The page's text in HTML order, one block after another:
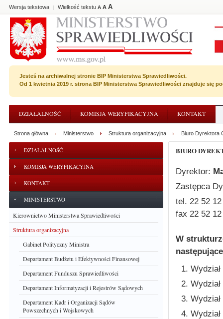
Wersja tekstowa | Wielkość tekstu A A A
Jesteś na archiwalnej stronie BIP Ministerstwa Sprawiedliwości.
Od 1 kwietnia 2019 r. strona BIP Ministerstwa Sprawiedliwości znajduje się
DZIAŁALNOŚĆ KOMISJA WERYFIKACYJNA KONTAKT
DZIAŁALNOŚĆ
KOMISJA WERYFIKACYJNA
KONTAKT
MINISTERSTWO
Kierownictwo Ministerstwa Sprawiedliwości
Struktura organizacyjna
Gabinet Polityczny Ministra
Departament Budżetu i Efektywności Finansowej
Departament Funduszu Sprawiedliwości
Departament Informatyzacji i Rejestrów Sądowych
Departament Kadr i Organizacji Sądów
Powszechnych i Wojskowych
Strona główna Ministerstwo Struktura organizacyjna Biuro Dyrektora
BIURO
Dyrektor:
Zastępca
tel. 22 52
fax 22 52
W